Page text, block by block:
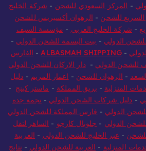
- المركز السعودي للشحن - شركة الخليج
السريع للشحن - الرهوان أكسبريس للشحن
- شركة الخليج العربي - مؤسسة السيف
الدولي - بيت البسمة للشحن الدولي -
-
ALBASMAH SHIPPING
- الفارس
للشحن الدولي -دار الاركان للشحن الدولي
- الرهوان للشحن - اعمار المريم - دليل
المنزلية - بريق المملكة - ماستر كينج -
- دليل شركات الشحن الدولي - نجمة جدة
الدولي - فارس المملكة للشحن الدولي
الدولي - جلوبال كارجو - الساهر لنقل
- عبر الخليج للشحن الدولي - العربية
المنزلية - العربية للشحن الدولي - نتايج